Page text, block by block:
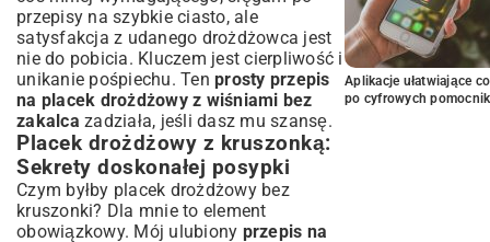
przepisy na szybkie ciasto, ale
satysfakcja z udanego drożdżowca jest
nie do pobicia. Kluczem jest cierpliwość i
unikanie pośpiechu. Ten prosty przepis
na placek drożdżowy z wiśniami bez
zakalca zadziała, jeśli dasz mu szansę.
Placek drożdżowy z kruszonką:
Sekrety doskonałej posypki
Czym byłby placek drożdżowy bez
kruszonki? Dla mnie to element
obowiązkowy. Mój ulubiony przepis na
Aplikacje ułatwiające
po cyfrowych